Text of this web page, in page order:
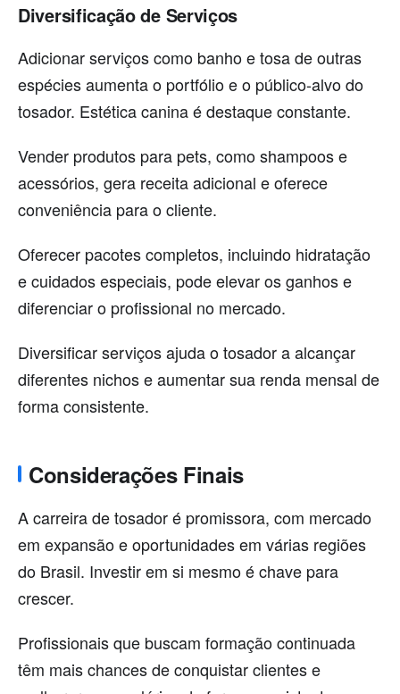
Diversificação de Serviços
Adicionar serviços como banho e tosa de outras
espécies aumenta o portfólio e o público-alvo do
tosador. Estética canina é destaque constante.
Vender produtos para pets, como shampoos e
acessórios, gera receita adicional e oferece
conveniência para o cliente.
Oferecer pacotes completos, incluindo hidratação
e cuidados especiais, pode elevar os ganhos e
diferenciar o profissional no mercado.
Diversificar serviços ajuda o tosador a alcançar
diferentes nichos e aumentar sua renda mensal de
forma consistente.
Considerações Finais
A carreira de tosador é promissora, com mercado
em expansão e oportunidades em várias regiões
do Brasil. Investir em si mesmo é chave para
crescer.
Profissionais que buscam formação continuada
têm mais chances de conquistar clientes e